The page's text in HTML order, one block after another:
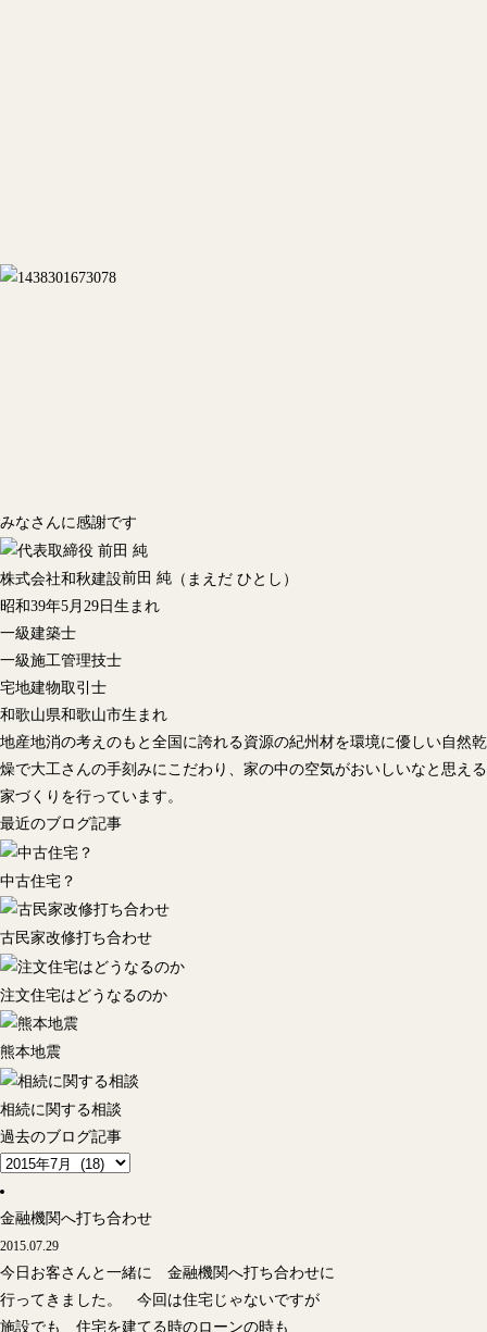
みなさんに感謝です
株式会社和秋建設前田 純 （まえだ ひとし）
昭和39年5月29日生まれ
一級建築士
一級施工管理技士
宅地建物取引士
和歌山県和歌山市生まれ
地産地消の考えのもと全国に誇れる資源の紀州材を環境に優しい自然乾
燥で大工さんの手刻みにこだわり、家の中の空気がおいしいなと思える
家づくりを行っています。
最近のブログ記事
中古住宅？
古民家改修打ち合わせ
注文住宅はどうなるのか
熊本地震
相続に関する相談
過去のブログ記事
金融機関へ打ち合わせ
2015.07.29
今日お客さんと一緒に 金融機関へ打ち合わせに
行ってきました。 今回は住宅じゃないですが
施設でも 住宅を建てる時のローンの時も